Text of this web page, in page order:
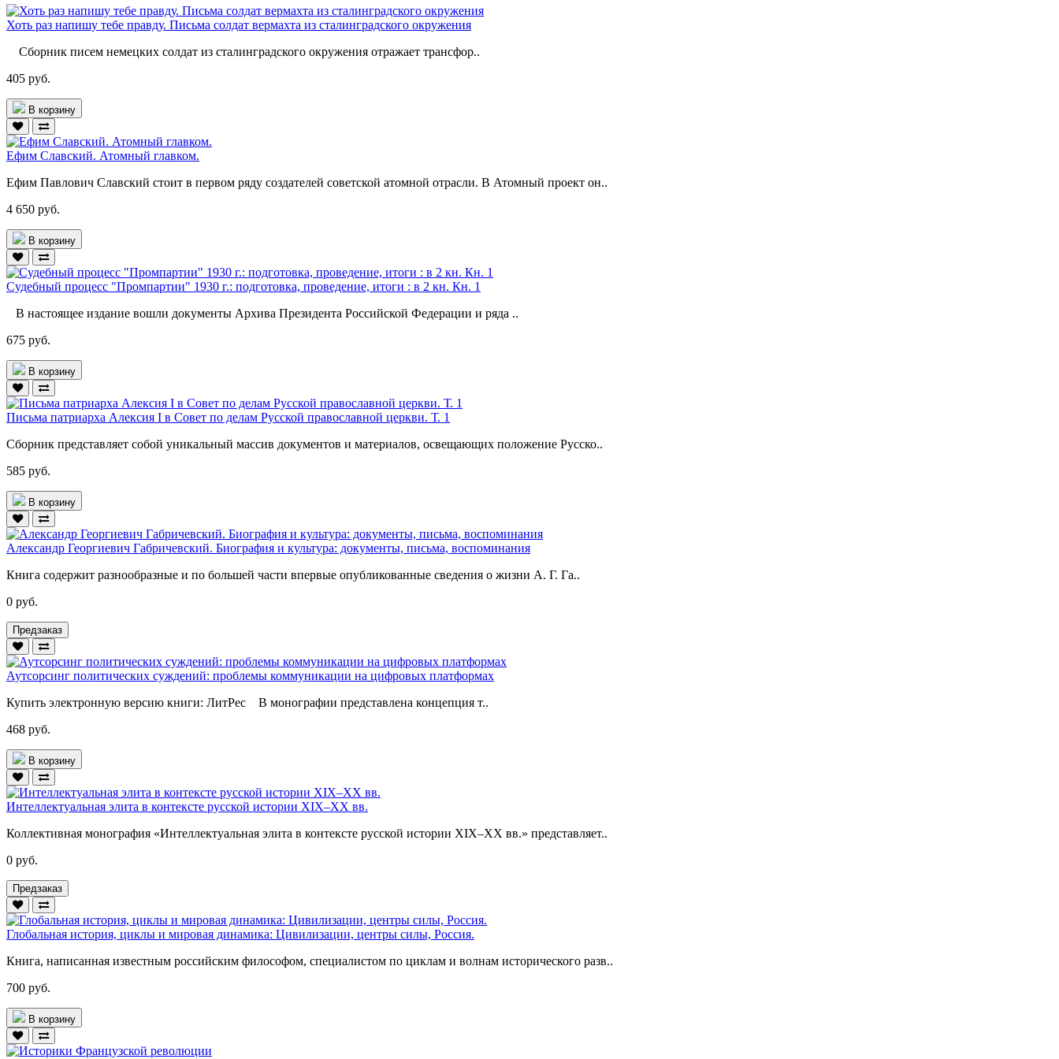
Хоть раз напишу тебе правду. Письма солдат вермахта из сталинградского окружения
Сборник писем немецких солдат из сталинградского окружения отражает трансфор..
405 руб.
В корзину
Ефим Славский. Атомный главком.
Ефим Павлович Славский стоит в первом ряду создателей советской атомной отрасли. В Атомный проект он..
4 650 руб.
В корзину
Судебный процесс "Промпартии" 1930 г.: подготовка, проведение, итоги : в 2 кн. Кн. 1
В настоящее издание вошли документы Архива Президента Российской Федерации и ряда ..
675 руб.
В корзину
Письма патриарха Алексия I в Совет по делам Русской православной церкви. Т. 1
Сборник представляет собой уникальный массив документов и материалов, освещающих положение Русско..
585 руб.
В корзину
Александр Георгиевич Габричевский. Биография и культура: документы, письма, воспоминания
Книга содержит разнообразные и по большей части впервые опубликованные сведения о жизни А. Г. Га..
0 руб.
Предзаказ
Аутсорсинг политических суждений: проблемы коммуникации на цифровых платформах
Купить электронную версию книги: ЛитРес В монографии представлена концепция т..
468 руб.
В корзину
Интеллектуальная элита в контексте русской истории XIX–XX вв.
Коллективная монография «Интеллектуальная элита в контексте русской истории XIX–XX вв.» представляет..
0 руб.
Предзаказ
Глобальная история, циклы и мировая динамика: Цивилизации, центры силы, Россия.
Книга, написанная известным российским философом, специалистом по циклам и волнам исторического разв..
700 руб.
В корзину